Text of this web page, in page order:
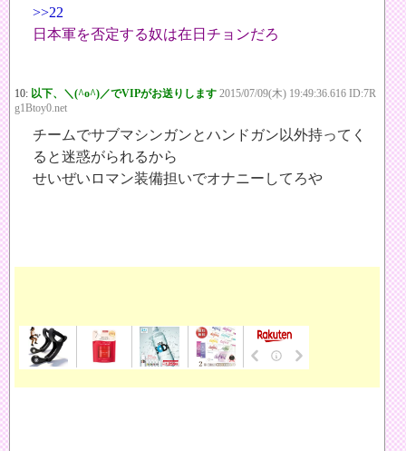
>>22
日本軍を否定する奴は在日チョンだろ
10: 以下、＼(^o^)／でVIPがお送りします 2015/07/09(木) 19:49:36.616 ID:7R
g1Btoy0.net
チームでサブマシンガンとハンドガン以外持ってく
ると迷惑がられるから
せいぜいロマン装備担いでオナニーしてろや